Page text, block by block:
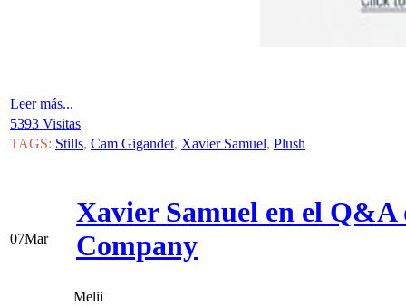
Leer más...
5393 Visitas
TAGS: Stills, Cam Gigandet, Xavier Samuel, Plush
07Mar
Xavier Samuel en el
Company
Melii